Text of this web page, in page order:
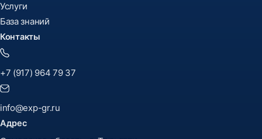
Услуги
База знаний
Контакты
+7 (917) 964 79 37
info@exp-gr.ru
Адрес